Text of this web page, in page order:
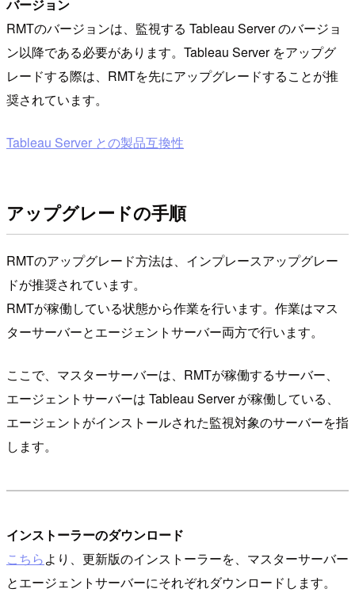
バージョン
RMTのバージョンは、監視する Tableau Server のバージョ
ン以降である必要があります。Tableau Server をアップグ
レードする際は、RMTを先にアップグレードすることが推
奨されています。
Tableau Server との製品互換性
アップグレードの手順
RMTのアップグレード方法は、インプレースアップグレー
ドが推奨されています。
RMTが稼働している状態から作業を行います。作業はマス
ターサーバーとエージェントサーバー両方で行います。
ここで、マスターサーバーは、RMTが稼働するサーバー、
エージェントサーバーは Tableau Server が稼働している、
エージェントがインストールされた監視対象のサーバーを指
します。
インストーラーのダウンロード
こちらより、更新版のインストーラーを、マスターサーバー
とエージェントサーバーにそれぞれダウンロードします。